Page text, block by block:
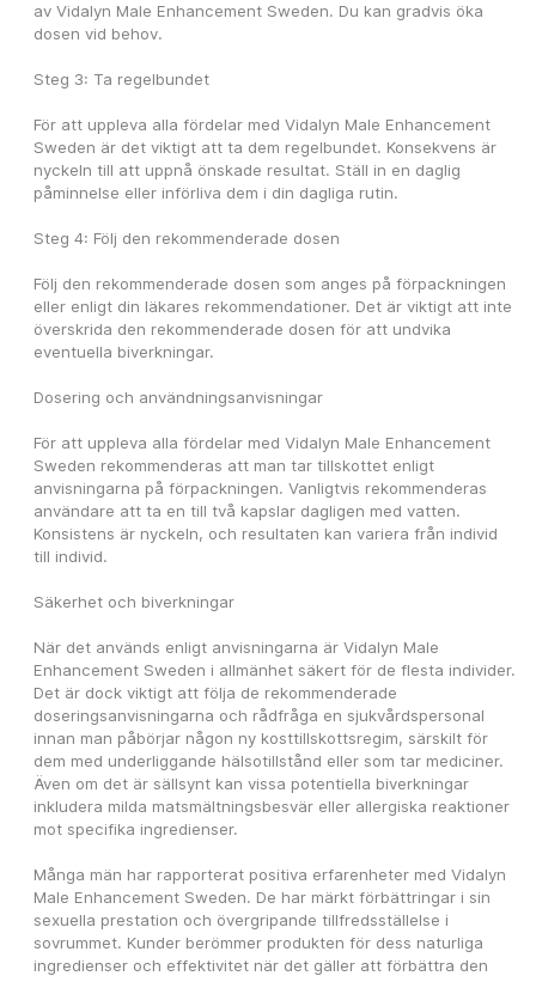
av Vidalyn Male Enhancement Sweden. Du kan gradvis öka
dosen vid behov.
Steg 3: Ta regelbundet
För att uppleva alla fördelar med Vidalyn Male Enhancement
Sweden är det viktigt att ta dem regelbundet. Konsekvens är
nyckeln till att uppnå önskade resultat. Ställ in en daglig
påminnelse eller införliva dem i din dagliga rutin.
Steg 4: Följ den rekommenderade dosen
Följ den rekommenderade dosen som anges på förpackningen
eller enligt din läkares rekommendationer. Det är viktigt att inte
överskrida den rekommenderade dosen för att undvika
eventuella biverkningar.
Dosering och användningsanvisningar
För att uppleva alla fördelar med Vidalyn Male Enhancement
Sweden rekommenderas att man tar tillskottet enligt
anvisningarna på förpackningen. Vanligtvis rekommenderas
användare att ta en till två kapslar dagligen med vatten.
Konsistens är nyckeln, och resultaten kan variera från individ
till individ.
Säkerhet och biverkningar
När det används enligt anvisningarna är Vidalyn Male
Enhancement Sweden i allmänhet säkert för de flesta individer.
Det är dock viktigt att följa de rekommenderade
doseringsanvisningarna och rådfråga en sjukvårdspersonal
innan man påbörjar någon ny kosttillskottsregim, särskilt för
dem med underliggande hälsotillstånd eller som tar mediciner.
Även om det är sällsynt kan vissa potentiella biverkningar
inkludera milda matsmältningsbesvär eller allergiska reaktioner
mot specifika ingredienser.
Många män har rapporterat positiva erfarenheter med Vidalyn
Male Enhancement Sweden. De har märkt förbättringar i sin
sexuella prestation och övergripande tillfredsställelse i
sovrummet. Kunder berömmer produkten för dess naturliga
ingredienser och effektivitet när det gäller att förbättra den